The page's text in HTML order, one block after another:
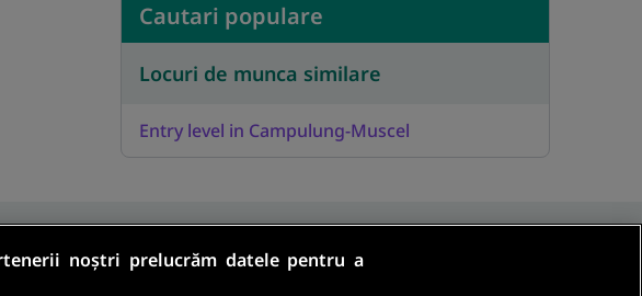
Cautari populare
Locuri de munca similare
Entry level in Campulung-Muscel
noștri prelucrăm datele pentru a